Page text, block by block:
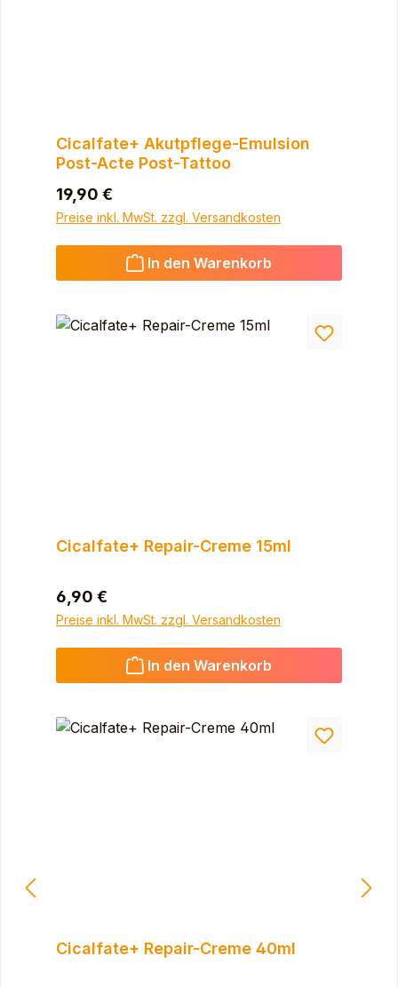
Cicalfate+ Akutpflege-Emulsion
Post-Acte Post-Tattoo
Regulärer Preis:
19,90 €
Preise inkl. MwSt. zzgl. Versandkosten
In den Warenkorb
Cicalfate+ Repair-Creme 15ml
Regulärer Preis:
6,90 €
Preise inkl. MwSt. zzgl. Versandkosten
In den Warenkorb
Cicalfate+ Repair-Creme 40ml